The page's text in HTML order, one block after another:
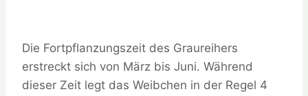
Die Fortpflanzungszeit des Graureihers
erstreckt sich von März bis Juni. Während
dieser Zeit legt das Weibchen in der Regel 4